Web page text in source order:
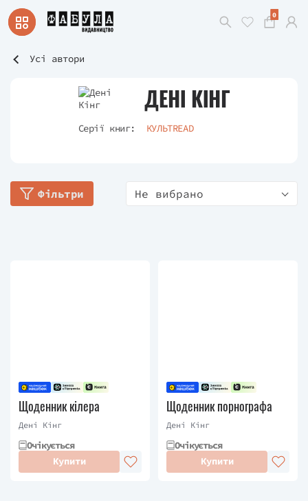
0
Усі автори
ДЕНІ КІНГ
Серії книг: КУЛЬТREAD
Фільтри Не вибрано
Щоденник кілера
Дені Кінг
Очікується
Купити
Щоденник порнографа
Дені Кінг
Очікується
Купити